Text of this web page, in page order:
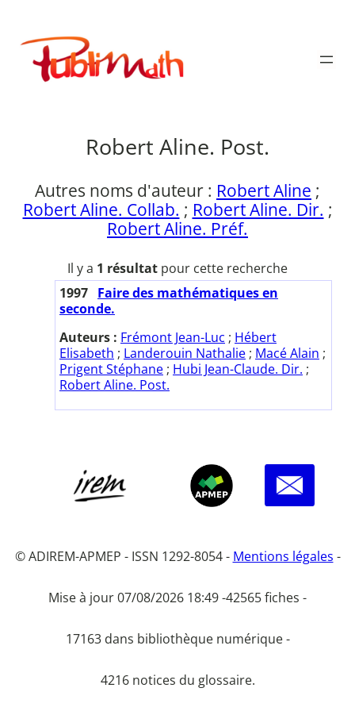
contenu
Publimath
Robert Aline. Post.
Autres noms d'auteur : Robert Aline ;
Robert Aline. Collab. ; Robert Aline. Dir. ;
Robert Aline. Préf.
Il y a 1 résultat pour cette recherche
1997 Faire des mathématiques en
seconde.
Auteurs : Frémont Jean-Luc ; Hébert
Elisabeth ; Landerouin Nathalie ; Macé Alain ;
Prigent Stéphane ; Hubi Jean-Claude. Dir. ;
Robert Aline. Post.
© ADIREM-APMEP - ISSN 1292-8054 - Mentions légales -
Mise à jour 07/08/2026 18:49 -42565 fiches -
17163 dans bibliothèque numérique -
4216 notices du glossaire.